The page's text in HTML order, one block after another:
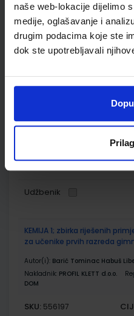
naše web-lokacije dijelimo
medije, oglašavanje i
drugim podacima koje ste
dok ste upotrebljavali
ŠIFRA OMOTA:
Udžbenik
FIZIKA 1; (2 ili 3 sata nastave
gimnazija
Dubravko Horvat Dario
Nakladnik:ELEMENT d.o.o.
ŠIFRA OMOTA:
Udžbenik
KEMIJA 1; zbirka riješenih
za učenike prvih razreda
Autor(i): Barić Tominac Habuš
Nakladnik: PROFIL KLETT d.o.o.
DOM
SKU: 556197